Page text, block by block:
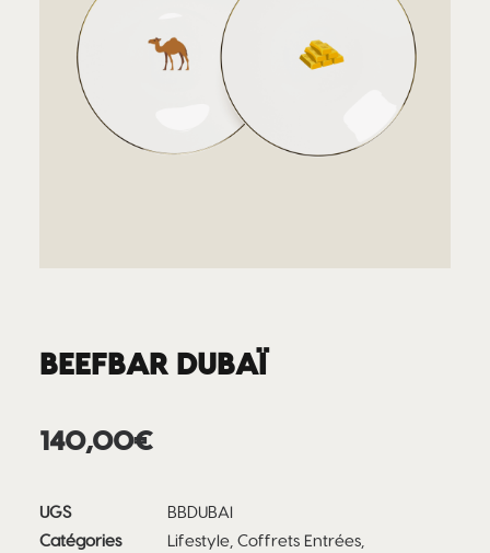
BEEFBAR DUBAÏ
140,00€
UGS
BBDUBAI
Catégories
Lifestyle, Coffrets Entrées,